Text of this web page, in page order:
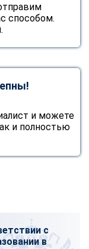
способом.
и можете
и полностью
с
в